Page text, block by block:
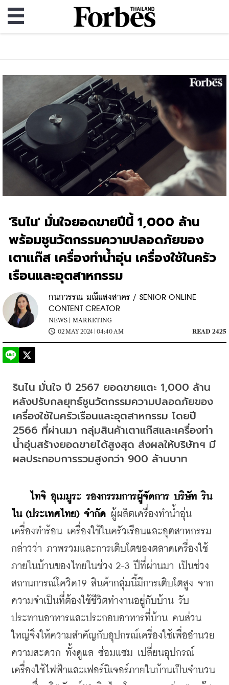
'รินไน' มั่นใจยอดขายปีนี้ 1,000 ล้าน
พร้อมชูนวัตกรรมความปลอดภัยของ
เตาแก๊ส เครื่องทำน้ำอุ่น เครื่องใช้ในครัว
เรือนและอุตสาหกรรม
กนกวรรณ มณีแสงสาคร / SENIOR ONLINE
CONTENT CREATOR
NEWS | MARKETING
02 MAY 2024 | 04:40 AM
READ 2425
รินไน มั่นใจ ปี 2567 ยอดขายแตะ 1,000 ล้าน
หลังปรับกลยุทธ์ชูนวัตกรรมความปลอดภัยของ
เครื่องใช้ในครัวเรือนและอุตสาหกรรม โดยปี
2566 ที่ผ่านมา กลุ่มสินค้าเตาแก๊สและเครื่องทำ
น้ำอุ่นสร้างยอดขายได้สูงสุด ส่งผลให้บริษัทฯ มี
ผลประกอบการรวมสูงกว่า 900 ล้านบาท
ไทจิ อุเมมูระ รองกรรมการผู้จัดการ บริษัท ริน
ไน (ประเทศไทย) จำกัด ผู้ผลิตเครื่องทำน้ำอุ่น
เครื่องทำร้อน เครื่องใช้ในครัวเรือนและอุตสาหกรรม
กล่าวว่า ภาพรวมและการเติบโตของตลาดเครื่องใช้
ภายในบ้านของไทยในช่วง 2-3 ปีที่ผ่านมา เป็นช่วง
สถานการณ์โควิด19 สินค้ากลุ่มนี้มีการเติบโตสูง จาก
ความจำเป็นที่ต้องใช้ชีวิตทำงานอยู่กับบ้าน รับ
ประทานอาหารและประกอบอาหารที่บ้าน คนส่วน
ใหญ่จึงให้ความสำคัญกับอุปกรณ์เครื่องใช้เพื่ออำนวย
ความสะดวก ทั้งดูแล ซ่อมแซม เปลี่ยนอุปกรณ์
เครื่องใช้ไฟฟ้าและเฟอร์นิเจอร์ภายในบ้านเป็นจำนวน